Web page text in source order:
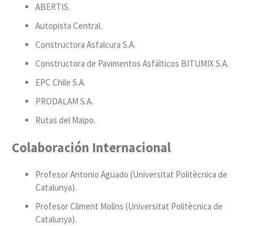
ABERTIS.
Autopista Central.
Constructora Asfalcura S.A.
Constructora de Pavimentos Asfálticos BITUMIX S.A.
EPC Chile S.A.
PRODALAM S.A.
Rutas del Maipo.
Colaboración Internacional
Profesor Antonio Aguado (Universitat Politècnica de
Catalunya).
Profesor Climent Molins (Universitat Politècnica de
Catalunya).